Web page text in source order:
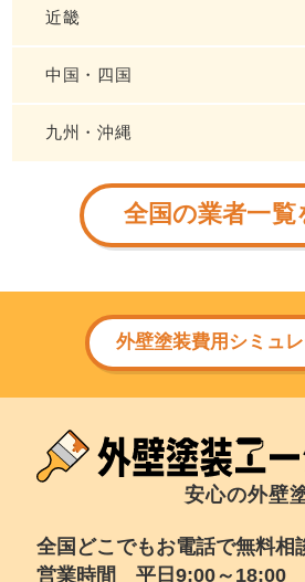
近畿
中国・四国
九州・沖縄
全国の業者一覧
外壁塗装費用シミュ
安心の外壁
全国どこでもお電話で無料相
営業時間 平日9:00～18:00